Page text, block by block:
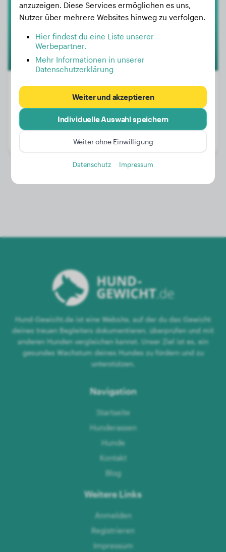
Gewicht:
10 kg
Alter:
2 Jahre, 6 Monate
Hund-Gewicht.de ist eine Website, auf der du das Gewicht
deines treuen Begleiters dokumentieren, überprüfen und mit
anderen Hunden vergleichen kannst. Unser Ziel ist es, ein
gesundes Wachstum deines Hundes zu fördern und zu
unterstützen.
Navigation
Startseite
Hunderassen
Hunde
Kontakt
Blog
Weitere Links
Anmelden
Registrieren
Impressum
anzuzeigen. Diese Services ermöglichen es uns,
Nutzer über mehrere Websites hinweg zu verfolgen.
Hier findest du eine Liste unserer
Werbepartner.
Mehr Informationen in unserer
Datenschutzerklärung
Weiter und akzeptieren
Individuelle Auswahl speichern
Weiter ohne Einwilligung
Datenschutz Impressum